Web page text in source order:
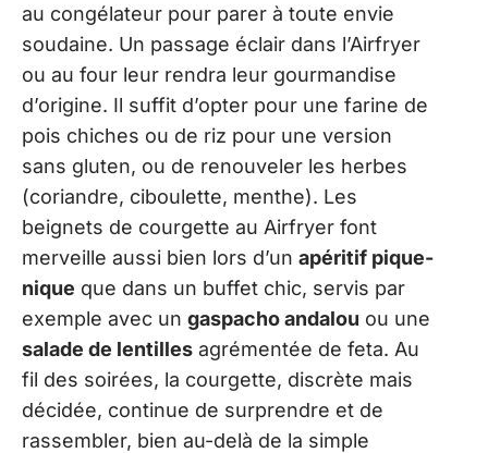
au congélateur pour parer à toute envie
soudaine. Un passage éclair dans l’Airfryer
ou au four leur rendra leur gourmandise
d’origine. Il suffit d’opter pour une farine de
pois chiches ou de riz pour une version
sans gluten, ou de renouveler les herbes
(coriandre, ciboulette, menthe). Les
beignets de courgette au Airfryer font
merveille aussi bien lors d’un apéritif pique-
nique que dans un buffet chic, servis par
exemple avec un gaspacho andalou ou une
salade de lentilles agrémentée de feta. Au
fil des soirées, la courgette, discrète mais
décidée, continue de surprendre et de
rassembler, bien au-delà de la simple